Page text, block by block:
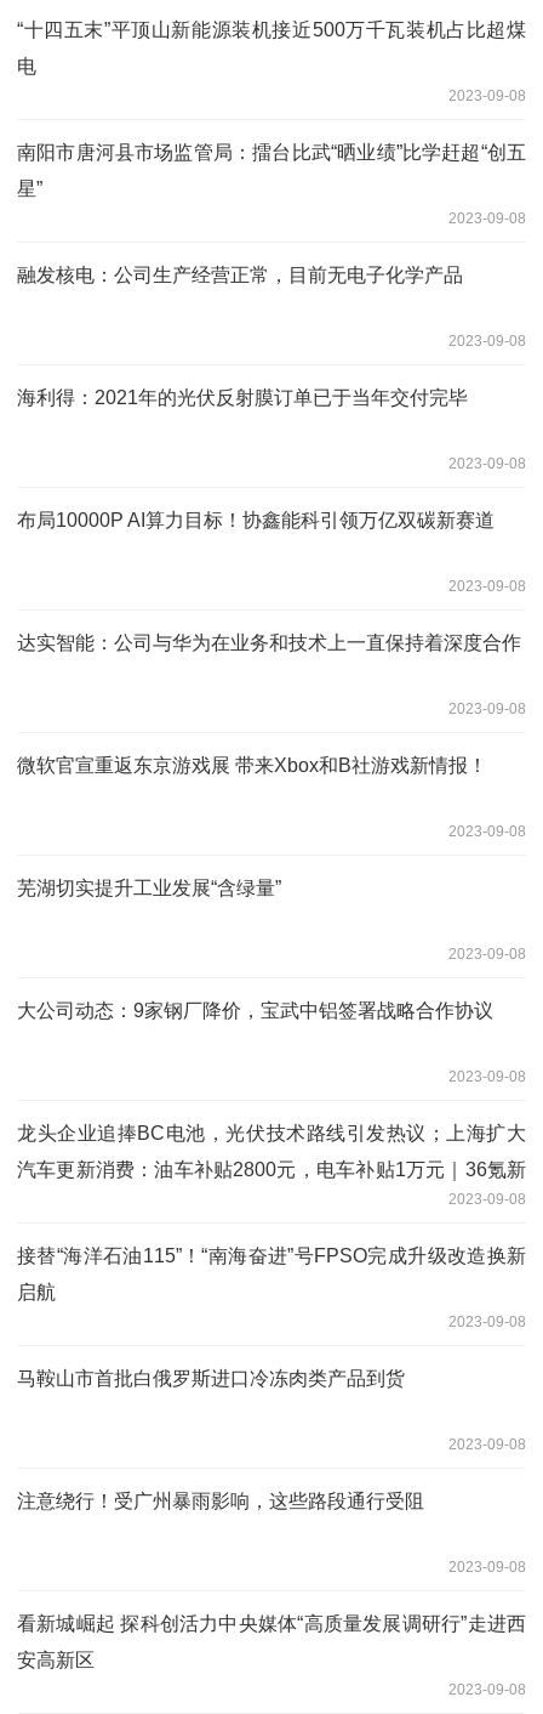
“十四五末”平顶山新能源装机接近500万千瓦装机占比超煤
电
2023-09-08
南阳市唐河县市场监管局：擂台比武“晒业绩”比学赶超“创五
星”
2023-09-08
融发核电：公司生产经营正常，目前无电子化学产品
2023-09-08
海利得：2021年的光伏反射膜订单已于当年交付完毕
2023-09-08
布局10000P AI算力目标！协鑫能科引领万亿双碳新赛道
2023-09-08
达实智能：公司与华为在业务和技术上一直保持着深度合作
2023-09-08
微软官宣重返东京游戏展 带来Xbox和B社游戏新情报！
2023-09-08
芜湖切实提升工业发展“含绿量”
2023-09-08
大公司动态：9家钢厂降价，宝武中铝签署战略合作协议
2023-09-08
龙头企业追捧BC电池，光伏技术路线引发热议；上海扩大
汽车更新消费：油车补贴2800元，电车补贴1万元｜36氪新
2023-09-08
接替“海洋石油115”！“南海奋进”号FPSO完成升级改造换新
启航
2023-09-08
马鞍山市首批白俄罗斯进口冷冻肉类产品到货
2023-09-08
注意绕行！受广州暴雨影响，这些路段通行受阻
2023-09-08
看新城崛起 探科创活力中央媒体“高质量发展调研行”走进西
安高新区
2023-09-08